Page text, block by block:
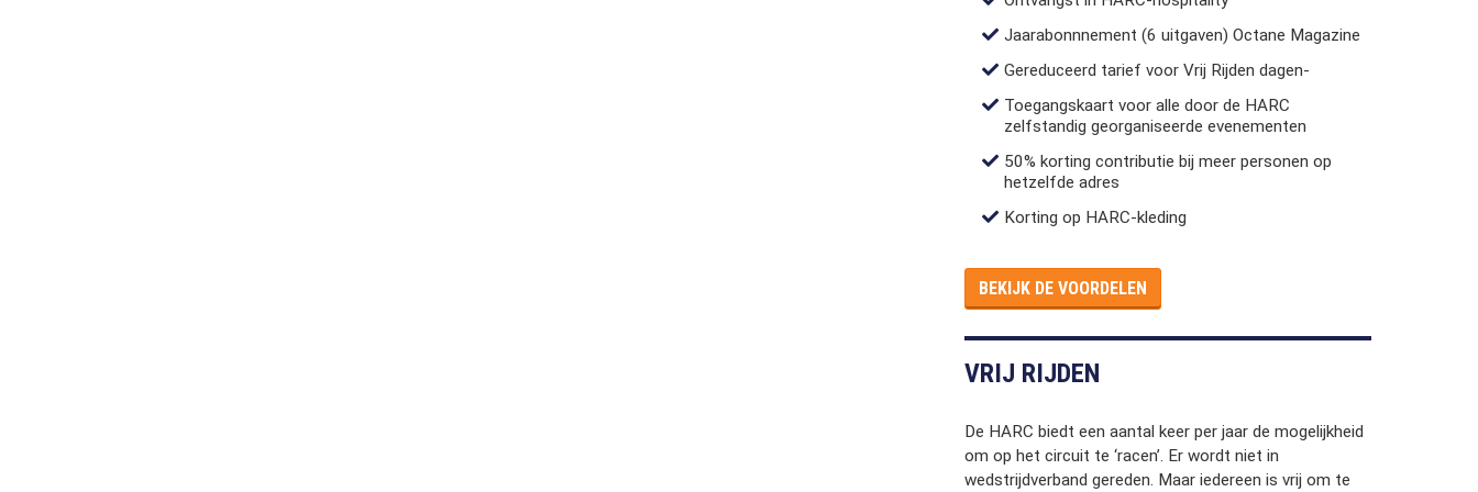
Jaarabonnnement (6 uitgaven) Octane Magazine
Gereduceerd tarief voor Vrij Rijden dagen-
Toegangskaart voor alle door de HARC
zelfstandig georganiseerde evenementen
50% korting contributie bij meer personen op
hetzelfde adres
Korting op HARC-kleding
BEKIJK DE VOORDELEN
VRIJ RIJDEN
De HARC biedt een aantal keer per jaar de mogelijkheid
om op het circuit te ‘racen’. Er wordt niet in
wedstrijdverband gereden. Maar iedereen is vrij om te